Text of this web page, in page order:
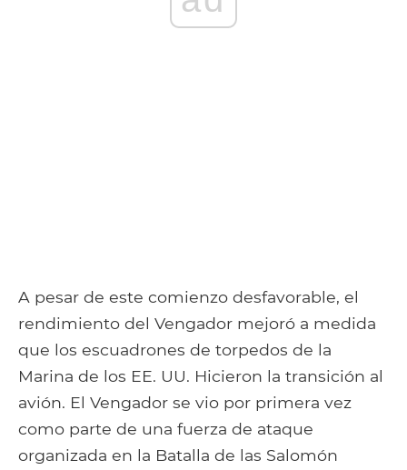
A pesar de este comienzo desfavorable, el
rendimiento del Vengador mejoró a medida
que los escuadrones de torpedos de la
Marina de los EE. UU. Hicieron la transición al
avión. El Vengador se vio por primera vez
como parte de una fuerza de ataque
organizada en la Batalla de las Salomón